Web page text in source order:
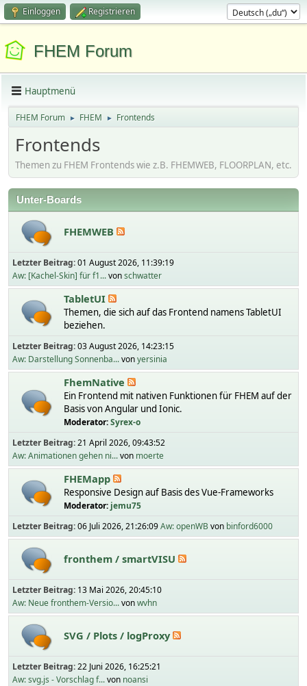
Einloggen Registrieren
FHEM Forum
Hauptmenü
FHEM Forum ► FHEM ► Frontends
Frontends
Themen zu FHEM Frontends wie z.B. FHEMWEB, FLOORPLAN, etc.
Unter-Boards
FHEMWEB
Letzter Beitrag:01 August 2026, 11:39:19
Aw: [Kachel-Skin] für f1...vonschwatter
TabletUI
Themen, die sich auf das Frontend namens TabletUI
beziehen.
Letzter Beitrag:03 August 2026, 14:23:15
Aw: Darstellung Sonnenba...vonyersinia
FhemNative
Ein Frontend mit nativen Funktionen für FHEM auf der
Basis von Angular und Ionic.
Moderator:Syrex-o
Letzter Beitrag:21 April 2026, 09:43:52
Aw: Animationen gehen ni...von moerte
FHEMapp
Responsive Design auf Basis des Vue-Frameworks
Moderator: jemu75
Letzter Beitrag:06 Juli 2026, 21:26:09Aw: openWB von binford6000
fronthem / smartVISU
Letzter Beitrag: 13 Mai 2026, 20:45:10
Aw: Neue fronthem-Versio...vonwvhn
SVG / Plots / logProxy
Letzter Beitrag:22 Juni 2026, 16:25:21
Aw: svg.js - Vorschlag f...von noansi